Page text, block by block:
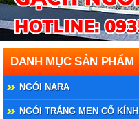
DANH MỤC SẢN PHẨM
NGÓI NARA
NGÓI TRÁNG MEN CỔ KÍNH